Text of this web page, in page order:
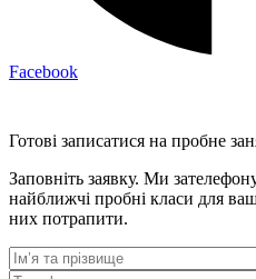
Facebook
Готові записатися на пробне
Заповніть заявку. Ми
найближчі пробні класи для
них потрапити.